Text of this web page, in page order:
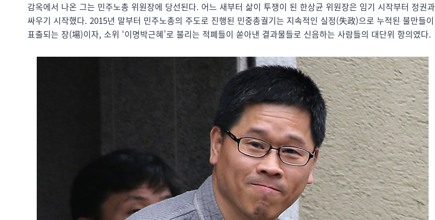
감옥에서 나온 그는 민주노총 위원장에 당선된다. 어느 새부터 삶이 투쟁이 된 한상균 위원장은 임기 시작부터 정권과
싸우기 시작했다. 2015년 말부터 민주노총의 주도로 진행된 민중총궐기는 지속적인 실정(失政)으로 누적된 불만들이
표출되는 장(場)이자, 소위 ‘이명박근혜’로 불리는 적폐들이 쏟아낸 결과물들로 신음하는 사람들의 대단위 항의였다.